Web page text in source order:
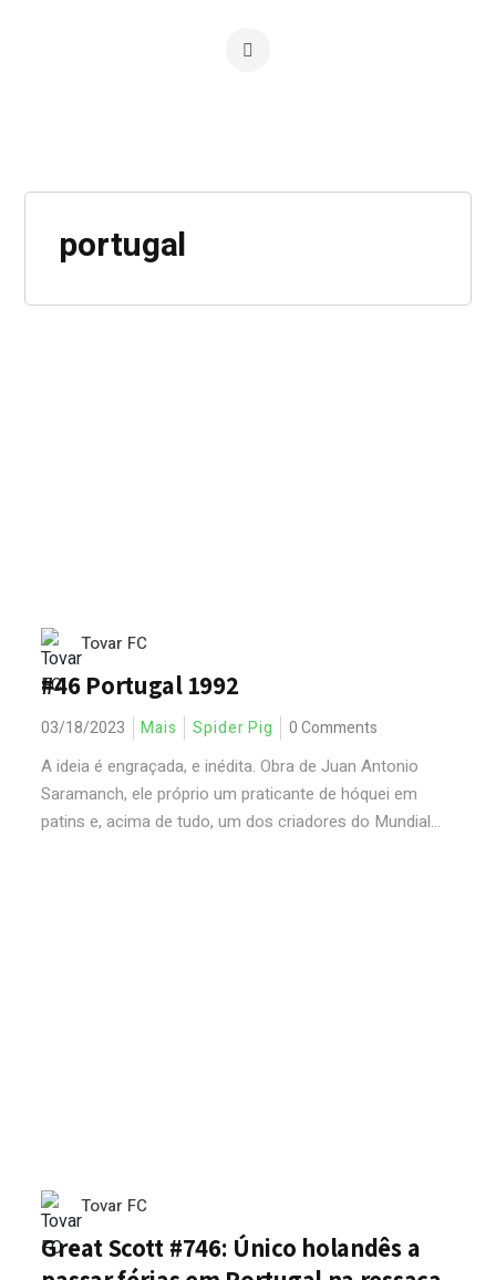
portugal
Tovar FC
#46 Portugal 1992
03/18/2023 Mais Spider Pig 0 Comments
A ideia é engraçada, e inédita. Obra de Juan Antonio
Saramanch, ele próprio um praticante de hóquei em
patins e, acima de tudo, um dos criadores do Mundial...
Tovar FC
Great Scott #746: Único holandês a